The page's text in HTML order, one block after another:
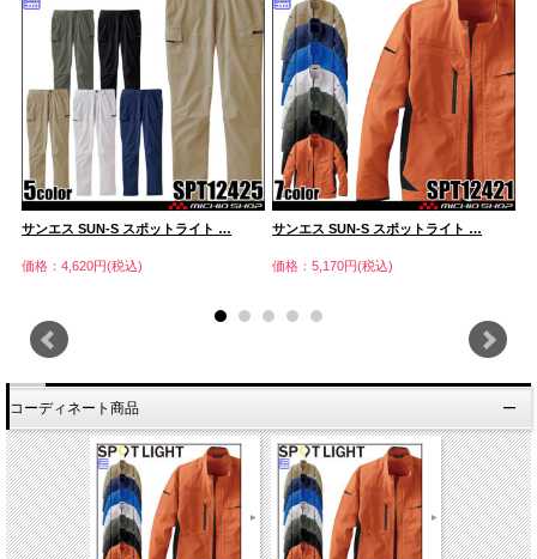
サンエス SUN-S スポットライト …
価格：4,620円(税込)
サンエス SUN-S スポットライト …
価格：5,170円(税込)
コーディネート商品